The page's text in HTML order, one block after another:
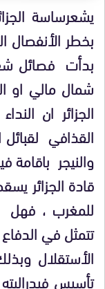
يشعرساسة
بخطر الأنفصال
بدأت فصائل
شمال مالي او
الجزائر ان
القذافي
والنيجر باقامة
قادة الجزائر
للمغرب ، فهل
تتمثل في
الأستقلال
تأسيس